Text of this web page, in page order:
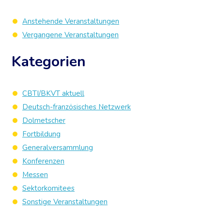
Anstehende Veranstaltungen
Vergangene Veranstaltungen
Kategorien
CBTI/BKVT aktuell
Deutsch-französisches Netzwerk
Dolmetscher
Fortbildung
Generalversammlung
Konferenzen
Messen
Sektorkomitees
Sonstige Veranstaltungen